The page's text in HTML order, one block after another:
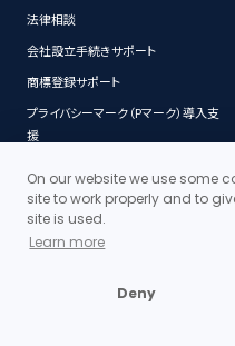
法律相談
会社設立手続きサポート
商標登録サポート
プライバシーマーク（Pマーク）導入支
援
種類株式発行手続サポート
新規事業に関する適法性等のリサー
チ
On our website we use some
site to work properly and to
site is used.
Learn more
Deny